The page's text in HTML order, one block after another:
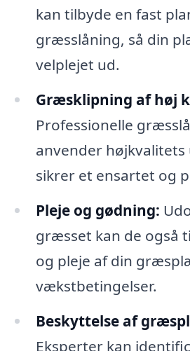
kan tilbyde en fast
græsslåning, så din
velplejet ud.
Græsklipning af høj
Professionelle
anvender højkvalitets
sikrer et ensartet og
Pleje og gødning:
græsset kan de også
og pleje af din
vækstbetingelser.
Beskyttelse af
Eksperter kan